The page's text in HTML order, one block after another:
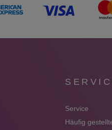
Service
Häufig